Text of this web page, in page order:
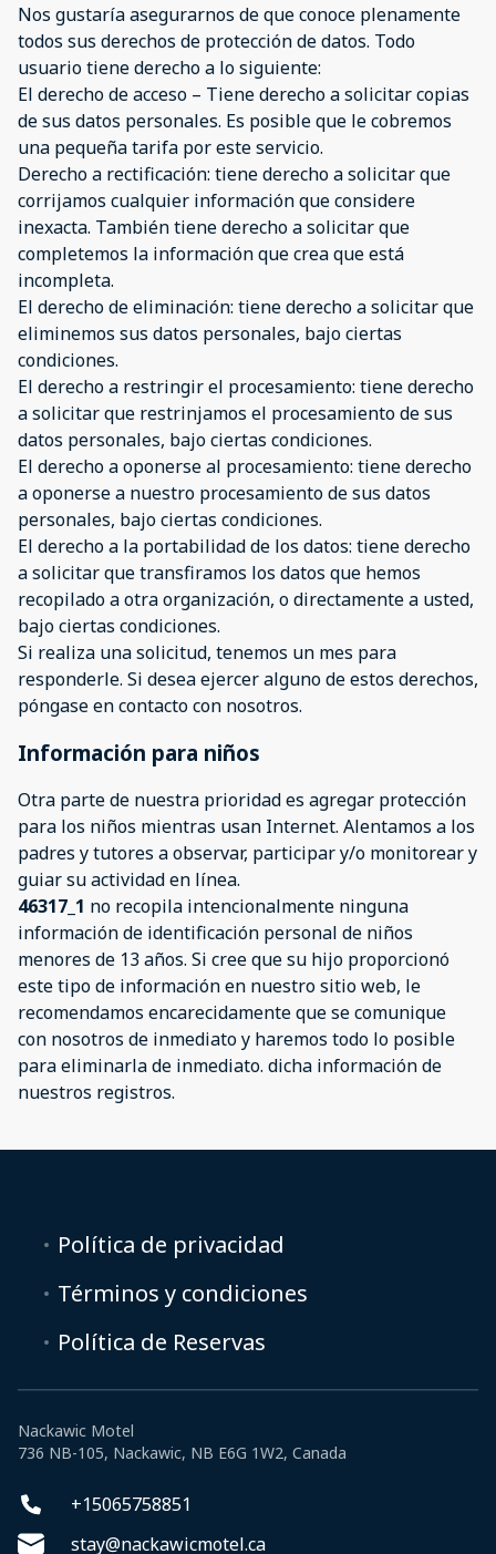
Nos gustaría asegurarnos de que conoce plenamente
todos sus derechos de protección de datos. Todo
usuario tiene derecho a lo siguiente:
El derecho de acceso – Tiene derecho a solicitar copias
de sus datos personales. Es posible que le cobremos
una pequeña tarifa por este servicio.
Derecho a rectificación: tiene derecho a solicitar que
corrijamos cualquier información que considere
inexacta. También tiene derecho a solicitar que
completemos la información que crea que está
incompleta.
El derecho de eliminación: tiene derecho a solicitar que
eliminemos sus datos personales, bajo ciertas
condiciones.
El derecho a restringir el procesamiento: tiene derecho
a solicitar que restrinjamos el procesamiento de sus
datos personales, bajo ciertas condiciones.
El derecho a oponerse al procesamiento: tiene derecho
a oponerse a nuestro procesamiento de sus datos
personales, bajo ciertas condiciones.
El derecho a la portabilidad de los datos: tiene derecho
a solicitar que transfiramos los datos que hemos
recopilado a otra organización, o directamente a usted,
bajo ciertas condiciones.
Si realiza una solicitud, tenemos un mes para
responderle. Si desea ejercer alguno de estos derechos,
póngase en contacto con nosotros.
Información para niños
Otra parte de nuestra prioridad es agregar protección
para los niños mientras usan Internet. Alentamos a los
padres y tutores a observar, participar y/o monitorear y
guiar su actividad en línea.
46317_1 no recopila intencionalmente ninguna
información de identificación personal de niños
menores de 13 años. Si cree que su hijo proporcionó
este tipo de información en nuestro sitio web, le
recomendamos encarecidamente que se comunique
con nosotros de inmediato y haremos todo lo posible
para eliminarla de inmediato. dicha información de
nuestros registros.
Política de privacidad
Términos y condiciones
Política de Reservas
Nackawic Motel
736 NB-105, Nackawic, NB E6G 1W2, Canada
+15065758851
stay@nackawicmotel.ca